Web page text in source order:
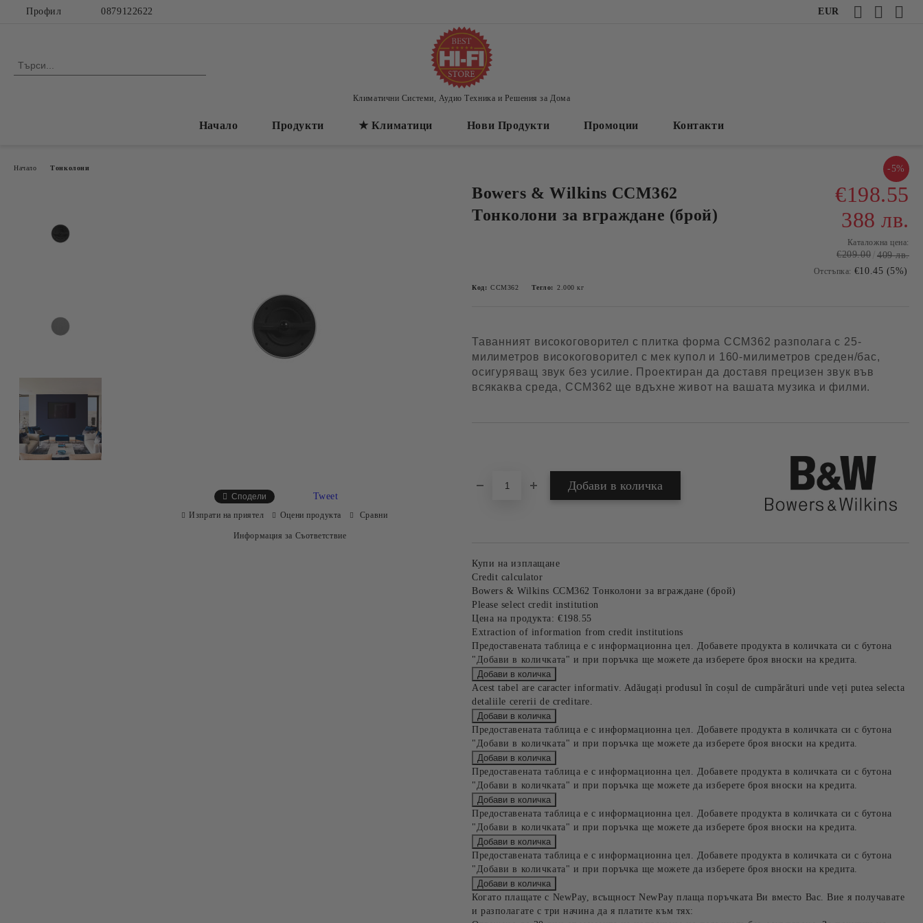
Профил 0879122622 EUR
Климатични Системи, Аудио Техника и Решения за Дома
Начало Продукти ★ Климатици Нови Продукти Промоции Контакти
Начало Тонколони
Bowers & Wilkins CCM362
Тонколони за вграждане (брой)
-5%
€198.55
388 лв.
Каталожна цена:
€209.00 409 лв.
Отстъпка: €10.45 (5%)
Код: CCM362 Тегло: 2.000 кг
Таванният високоговорител с плитка форма CCM362 разполага с 25-
милиметров високоговорител с мек купол и 160-милиметров среден/бас,
осигуряващ звук без усилие. Проектиран да доставя прецизен звук във
всякаква среда, CCM362 ще вдъхне живот на вашата музика и филми.
Купи на изплащане
Credit calculator
Bowers & Wilkins CCM362 Тонколони за вграждане (брой)
Please select credit institution
Цена на продукта: €198.55
Extraction of information from credit institutions
Предоставената таблица е с информационна цел. Добавете продукта в количката си с бутона
"Добави в количката" и при поръчка ще можете да изберете броя вноски на кредита.
Acest tabel are caracter informativ. Adăugați produsul în coșul de cumpărături unde veți putea selecta
detaliile cererii de creditare.
Предоставената таблица е с информационна цел. Добавете продукта в количката си с бутона
"Добави в количката" и при поръчка ще можете да изберете броя вноски на кредита.
Предоставената таблица е с информационна цел. Добавете продукта в количката си с бутона
"Добави в количката" и при поръчка ще можете да изберете броя вноски на кредита.
Предоставената таблица е с информационна цел. Добавете продукта в количката си с бутона
"Добави в количката" и при поръчка ще можете да изберете броя вноски на кредита.
Предоставената таблица е с информационна цел. Добавете продукта в количката си с бутона
"Добави в количката" и при поръчка ще можете да изберете броя вноски на кредита.
Когато плащате с NewPay, всъщност NewPay плаща поръчката Ви вместо Вас. Вие я получавате
и разполагате с три начина да я платите към тях:
Сподели Tweet
Изпрати на приятел Оцени продукта Сравни
Информация за Съответствие